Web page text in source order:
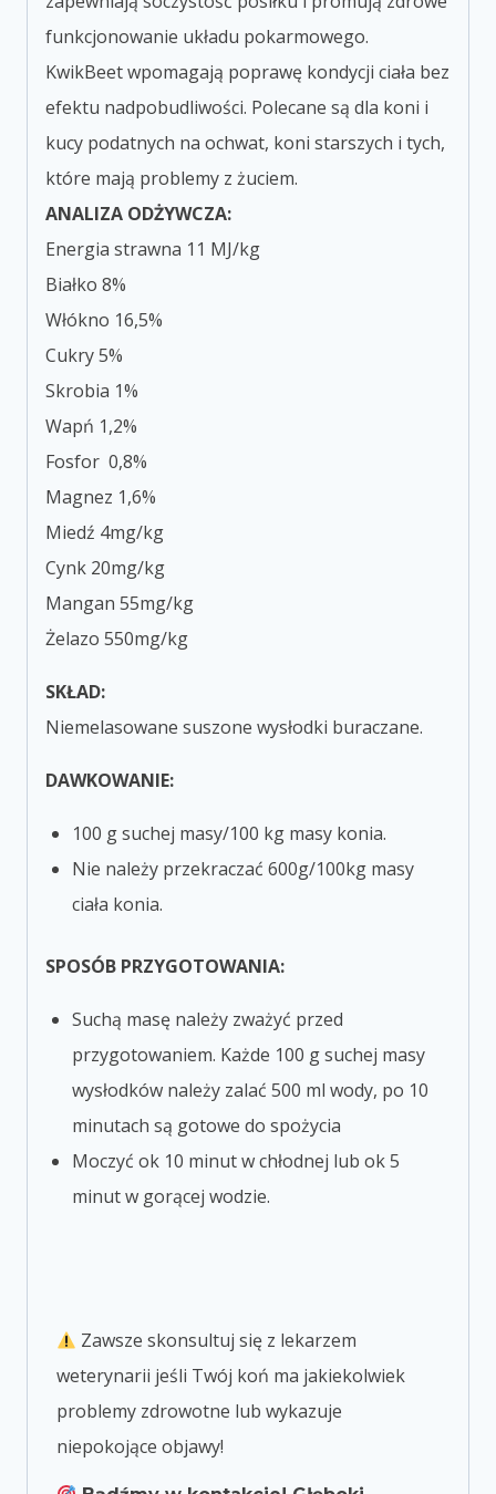
funkcjonowanie układu pokarmowego.
KwikBeet wpomagają poprawę kondycji ciała bez
efektu nadpobudliwości. Polecane są dla koni i
kucy podatnych na ochwat, koni starszych i tych,
które mają problemy z żuciem.
ANALIZA ODŻYWCZA:
Energia strawna 11 MJ/kg
Białko 8%
Włókno 16,5%
Cukry 5%
Skrobia 1%
Wapń 1,2%
Fosfor 0,8%
Magnez 1,6%
Miedź 4mg/kg
Cynk 20mg/kg
Mangan 55mg/kg
Żelazo 550mg/kg
SKŁAD:
Niemelasowane suszone wysłodki buraczane.
DAWKOWANIE:
100 g suchej masy/100 kg masy konia.
Nie należy przekraczać 600g/100kg masy
ciała konia.
SPOSÓB PRZYGOTOWANIA:
Suchą masę należy zważyć przed
przygotowaniem. Każde 100 g suchej masy
wysłodków należy zalać 500 ml wody, po 10
minutach są gotowe do spożycia
Moczyć ok 10 minut w chłodnej lub ok 5
minut w gorącej wodzie.
Zawsze skonsultuj się z lekarzem
weterynarii jeśli Twój koń ma jakiekolwiek
problemy zdrowotne lub wykazuje
niepokojące objawy!